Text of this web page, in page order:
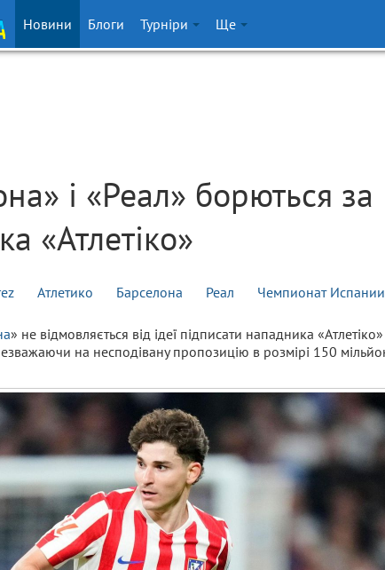
Новини Блоги Турніри Ще
і «Реал» борються за
«Атлетіко»
Атлетико Барселона Реал Чемпионат Испании
» не відмовляється від ідеї підписати нападника «Атлетіко»
на несподівану пропозицію в розмірі 150